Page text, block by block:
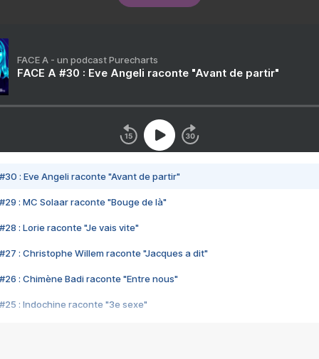
FACE A - un podcast Purecharts
FACE A #30 : Eve Angeli raconte "Avant de partir"
#30 : Eve Angeli raconte "Avant de partir"
#29 : MC Solaar raconte "Bouge de là"
#28 : Lorie raconte "Je vais vite"
#27 : Christophe Willem raconte "Jacques a dit"
#26 : Chimène Badi raconte "Entre nous"
#25 : Indochine raconte "3e sexe"